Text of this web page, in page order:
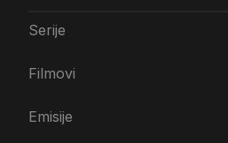
Serije
Filmovi
Emisije